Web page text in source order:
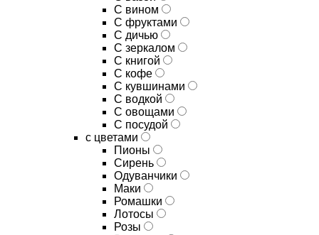
C вином
C фруктами
C дичью
C зеркалом
C книгой
C кофе
C кувшинами
C водкой
C овощами
C посудой
с цветами
Пионы
Сирень
Одуванчики
Маки
Ромашки
Лотосы
Розы